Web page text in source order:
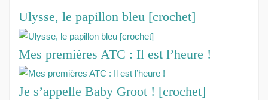
Ulysse, le papillon bleu [crochet]
Mes premières ATC : Il est l’heure !
Je s’appelle Baby Groot ! [crochet]